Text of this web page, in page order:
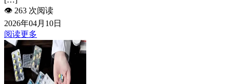
👁️ 263 次阅读
2026年04月10日
阅读更多